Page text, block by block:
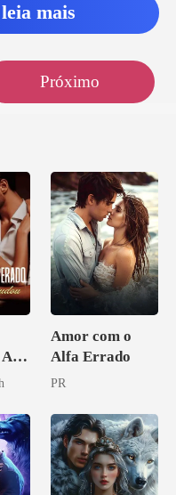
mais
Próximo
A
Amor com o
Alfa Errado
PR